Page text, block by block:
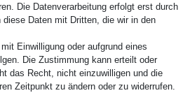
Die Datenverarbeitung erfolgt erst durch
Daten mit Dritten, die wir in den
Einwilligung oder aufgrund eines
Die Zustimmung kann erteilt oder
das Recht, nicht einzuwilligen und die
Zeitpunkt zu ändern oder zu widerrufen.